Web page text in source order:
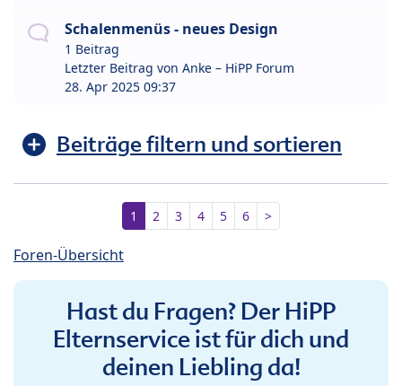
Schalenmenüs - neues Design
1 Beitrag
Letzter Beitrag von Anke – HiPP Forum
28. Apr 2025 09:37
Beiträge filtern und sortieren
1 2 3 4 5 6 >
Foren-Übersicht
Hast du Fragen? Der HiPP
Elternservice ist für dich und
deinen Liebling da!